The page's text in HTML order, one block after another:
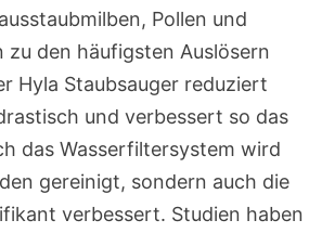
Pollen und
zu den häufigsten Auslösern
Hyla Staubsauger reduziert
und verbessert so das
das Wasserfiltersystem wird
gereinigt, sondern auch die
verbessert. Studien haben